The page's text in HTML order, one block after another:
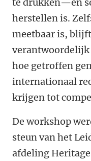
te drukken—en
herstellen is.
meetbaar is,
verantwoordelijk
hoe getroffen
internationaal
krijgen tot
De workshop
steun van het
afdeling